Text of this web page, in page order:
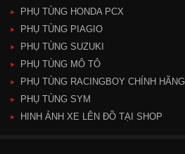
PHỤ TÙNG HONDA PCX
PHỤ TÙNG PIAGIO
PHỤ TÙNG SUZUKI
PHỤ TÙNG MÔ TÔ
PHỤ TÙNG RACINGBOY CHÍNH HÃNG
PHỤ TÙNG SYM
HINH ẢNH XE LÊN ĐỒ TẠI SHOP